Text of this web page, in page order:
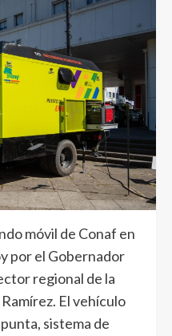
móvil de Conaf en
por el Gobernador
regional de la
El vehículo
sistema de